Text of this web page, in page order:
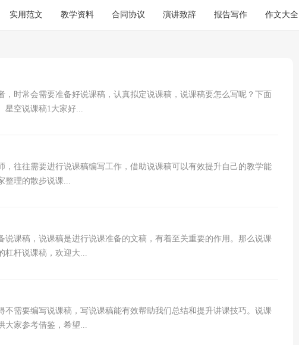
实用范文 教学资料 合同协议 演讲致辞 报告写作 作文大全
时常会需要准备好说课稿，认真拟定说课稿，说课稿要怎么写呢？下面
空说课稿1大家好...
往往需要进行说课稿编写工作，借助说课稿可以有效提升自己的教学能
理的散步说课...
课稿，说课稿是进行说课准备的文稿，有着至关重要的作用。那么说课
杆说课稿，欢迎大...
需要编写说课稿，写说课稿能有效帮助我们总结和提升讲课技巧。说课
家参考借鉴，希望...